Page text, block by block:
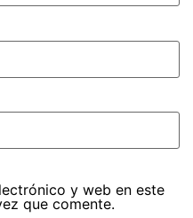
y web en este
que comente.